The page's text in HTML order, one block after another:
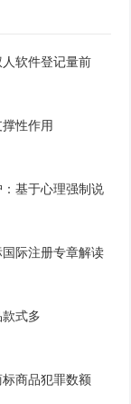
人软件登记量前
性作用
：基于心理强制说
国际注册专章解读
式多
标商品犯罪数额